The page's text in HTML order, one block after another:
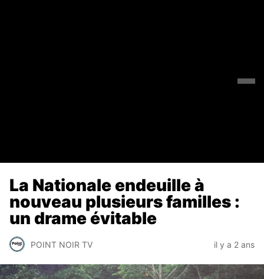
La Nationale endeuille à
nouveau plusieurs familles :
un drame évitable
POINT NOIR TV il y a 2 ans